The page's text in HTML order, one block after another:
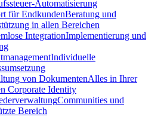
Automatisierung
für EndkundenBeratung und
in allen Bereichen
IntegrationImplementierung und
Individuelle
von DokumentenAlles in Ihrer
Corporate Identity
Communities und
Bereich